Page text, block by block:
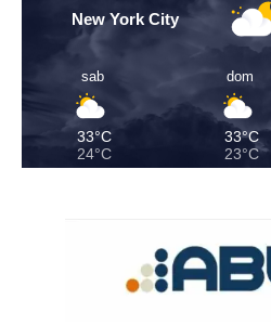
New York City
sab
33°C
24°C
dom
33°C
23°C